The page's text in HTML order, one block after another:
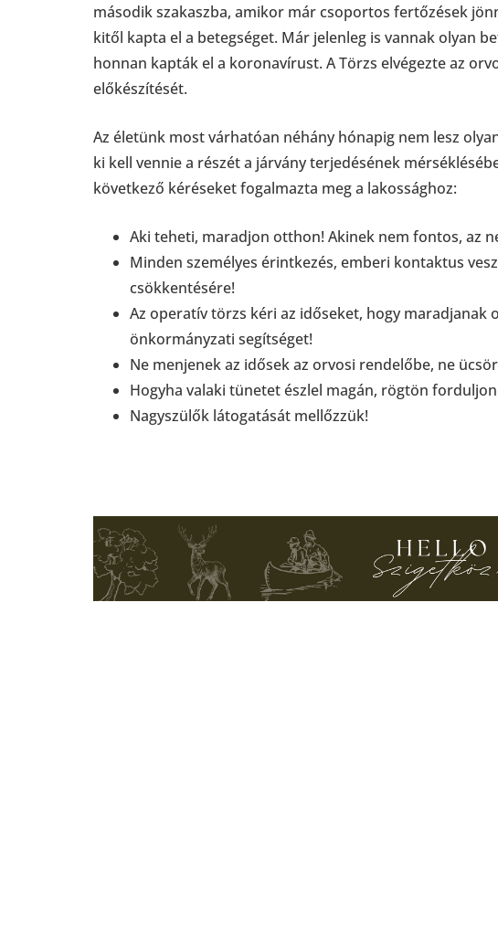
második szakaszba, amikor már csoportos fertőzések
kitől kapta el a betegséget. Már jelenleg is vannak olyan
honnan kapták el a koronavírust. A Törzs elvégezte az
előkészítését.
Az életünk most várhatóan néhány hónapig nem lesz
ki kell vennie a részét a járvány terjedésének
következő kéréseket fogalmazta meg a lakossághoz:
Aki teheti, maradjon otthon! Akinek nem fontos, az
Minden személyes érintkezés, emberi kontaktus
csökkentésére!
Az operatív törzs kéri az időseket, hogy maradjanak
önkormányzati segítséget!
Ne menjenek az idősek az orvosi rendelőbe, ne
Hogyha valaki tünetet észlel magán, rögtön
Nagyszülők látogatását mellőzzük!